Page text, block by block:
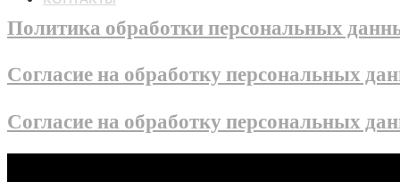
Политика обработки персональных
Согласие на обработку персональных
Согласие на обработку персональных